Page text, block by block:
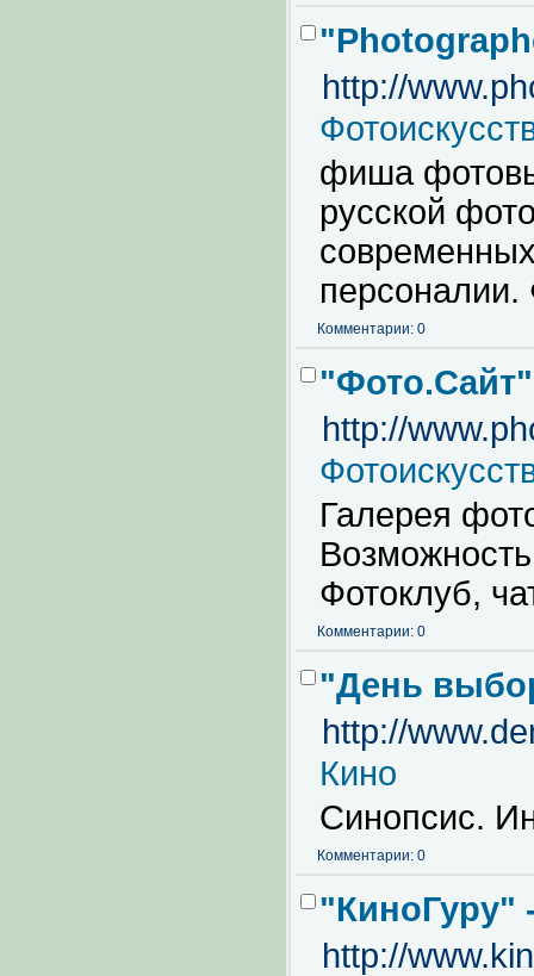
http://
фиша
русской
персоналии.
Комментарии: 0
http://
Галерея
Фотоклуб,
Комментарии: 0
"День
http://
Кино
Синопсис.
Комментарии: 0
"КиноГуру"
http://